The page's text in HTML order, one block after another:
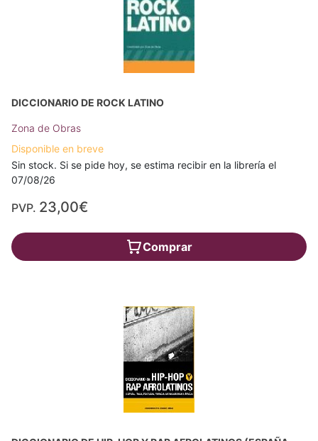
DICCIONARIO DE ROCK LATINO
Zona de Obras
Disponible en breve
Sin stock. Si se pide hoy, se estima recibir en la librería el
07/08/26
PVP. 23,00€
Comprar